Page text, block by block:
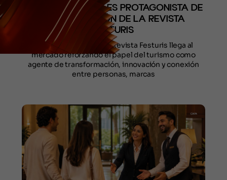
LA HOSPITALIDAD ES PROTAGONISTA DE
LA 106ª EDICIÓN DE LA REVISTA
FESTURIS
La nueva edición de la Revista Festuris llega al
mercado reforzando el papel del turismo como
agente de transformación, innovación y conexión
entre personas, marcas